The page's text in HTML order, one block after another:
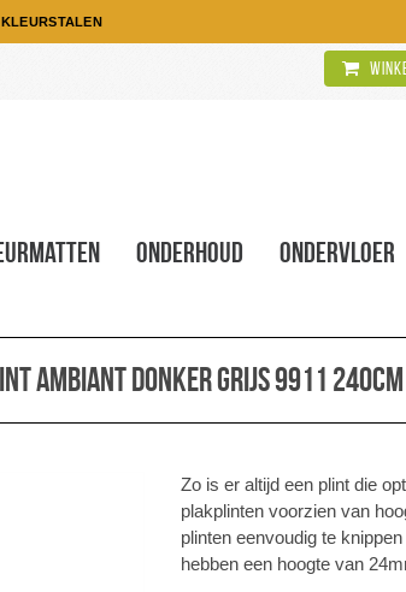
Onderhoud Ondervloer
Ambiant donker grijs 9911 240cm
Zo is er altijd een plint die
plakplinten voorzien van
plinten eenvoudig te
hebben een hoogte van